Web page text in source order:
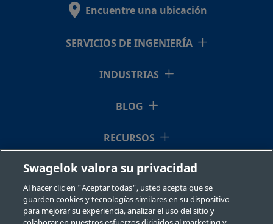
PTFE
Swagelok®
SS-
4BHT-
72
PTFE 1/4 pulg.
Adaptador
a tubo
Swagelok®
Encuentre una ubicación
SERVICIOS DE INGENIERÍA
INDUSTRIAS
BLOG
RECURSOS
QUIÉNES SOMOS
Swagelok valora su privacidad
Al hacer clic en "Aceptar todas", usted acepta que se
guarden cookies y tecnologías similares en su dispositivo
para mejorar su experiencia, analizar el uso del sitio y